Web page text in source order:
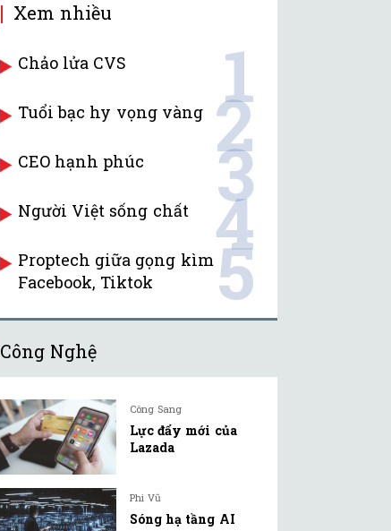
Xem nhiều
Chảo lửa CVS 1
Tuổi bạc hy vọng vàng 2
CEO hạnh phúc 3
Người Việt sống chất 4
Proptech giữa gọng kìm
Facebook, Tiktok
5
Công Nghệ
Công Sang
Lực đẩy mới của
Lazada
Phi Vũ
Sóng hạ tầng AI